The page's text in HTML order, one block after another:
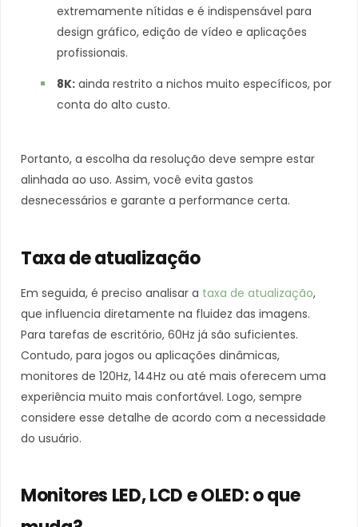
extremamente nítidas e é indispensável para
design gráfico, edição de vídeo e aplicações
profissionais.
8K: ainda restrito a nichos muito específicos, por
conta do alto custo.
Portanto, a escolha da resolução deve sempre estar
alinhada ao uso. Assim, você evita gastos
desnecessários e garante a performance certa.
Taxa de atualização
Em seguida, é preciso analisar a taxa de atualização,
que influencia diretamente na fluidez das imagens.
Para tarefas de escritório, 60Hz já são suficientes.
Contudo, para jogos ou aplicações dinâmicas,
monitores de 120Hz, 144Hz ou até mais oferecem uma
experiência muito mais confortável. Logo, sempre
considere esse detalhe de acordo com a necessidade
do usuário.
Monitores LED, LCD e OLED: o que